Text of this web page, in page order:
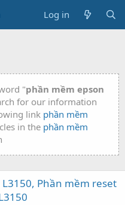
Log in
"phần mềm epson
for our information
link phần mềm
in the phần mềm
Phần mềm reset